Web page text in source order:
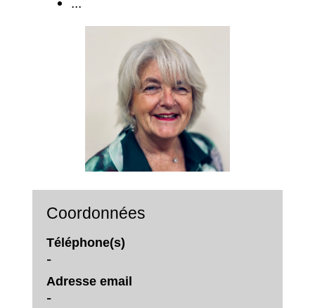
Coordonnées
Téléphone(s)
-
Adresse email
-